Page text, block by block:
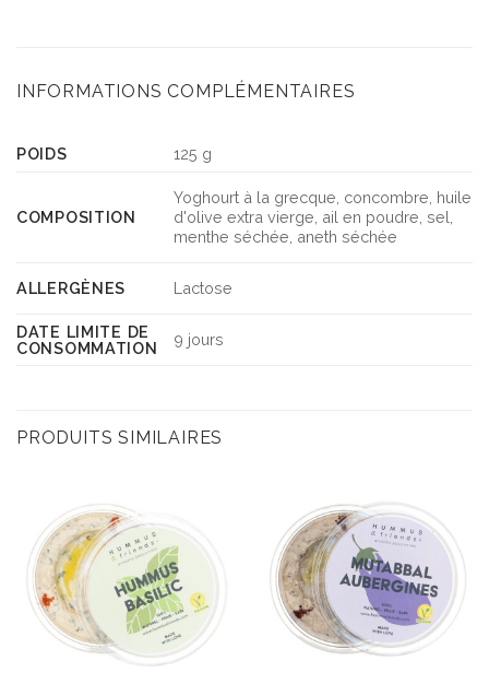
INFORMATIONS COMPLÉMENTAIRES
POIDS 125 g
COMPOSITION
Yoghourt à la grecque, concombre, huile
d'olive extra vierge, ail en poudre, sel,
menthe séchée, aneth séchée
ALLERGÈNES Lactose
DATE LIMITE DE
CONSOMMATION
9 jours
PRODUITS SIMILAIRES